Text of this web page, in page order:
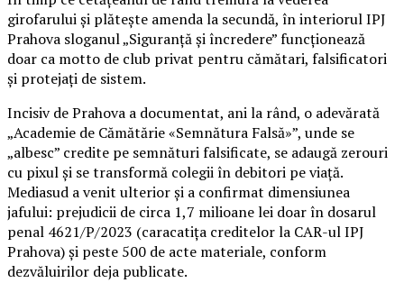
girofarului și plătește amenda la secundă, în interiorul IPJ
Prahova sloganul „Siguranță și încredere” funcționează
doar ca motto de club privat pentru cămătari, falsificatori
și protejați de sistem.
Incisiv de Prahova a documentat, ani la rând, o adevărată
„Academie de Cămătărie «Semnătura Falsă»”, unde se
„albesc” credite pe semnături falsificate, se adaugă zerouri
cu pixul și se transformă colegii în debitori pe viață.
Mediasud a venit ulterior și a confirmat dimensiunea
jafului: prejudicii de circa 1,7 milioane lei doar în dosarul
penal 4621/P/2023 (caracatița creditelor la CAR-ul IPJ
Prahova) și peste 500 de acte materiale, conform
dezvăluirilor deja publicate.